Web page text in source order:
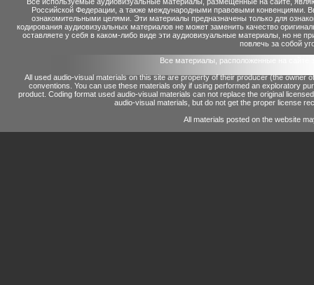
Российской Федерации, а также международными правовыми конвенциями.
ознакомительными целями. Эти материалы предназначены только для
кодирования аудиовизуальных материалов не может заменить качество
оставляете у себя в каком-либо виде эти аудиовизуальные материалы, но не
повлечь за собой
Все материалы, расположенные на сайте
All used audio-visual materials on this site are property of their producer (the owner
conventions. You can use these materials only if using performed an exploratory
product. Coding format used audio-visual materials can not replace the original
audio-visual materials, but do not get the proper license
All materials posted on the website